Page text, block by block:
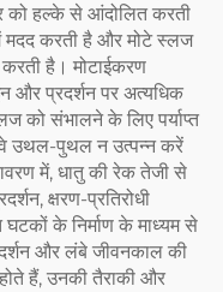
हल्के से आंदोलित करती
मदद करती है और मोटे स्लज
करती है। मोटाईकरण
और प्रदर्शन पर अत्यधिक
को संभालने के लिए पर्याप्त
वे उथल-पुथल न उत्पन्न करें
में, धातु की रेक तेजी से
क्षरण-प्रतिरोधी
के निर्माण के माध्यम से
और लंबे जीवनकाल की
हैं, उनकी तैराकी और